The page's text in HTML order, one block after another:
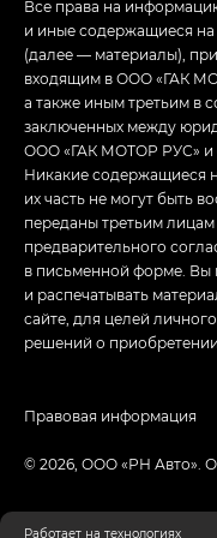
Все права на
и иные содержащиеся
(далее — материалы),
входящим в ООО «ГАК
а также иным третьим в
заключенных между
ООО «ГАК МОТОР РУС» и
Никакие содержащиеся
их часть не могут быть
переданы третьим
предварительного
в письменной форме. Вы
и распечатывать
сайте, для целей
решений о
© 2026, ООО «РН Авто».
Правовая информация
Работает на технологиях